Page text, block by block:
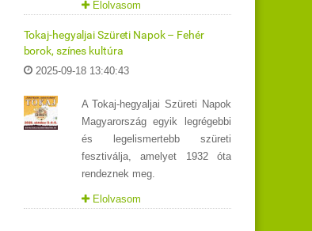
Elolvasom
Tokaj-hegyaljai Szüreti Napok – Fehér
borok, színes kultúra
2025-09-18 13:40:43
A Tokaj-hegyaljai Szüreti Napok
Magyarország egyik legrégebbi
és legelismertebb szüreti
fesztiválja, amelyet 1932 óta
rendeznek meg.
Elolvasom